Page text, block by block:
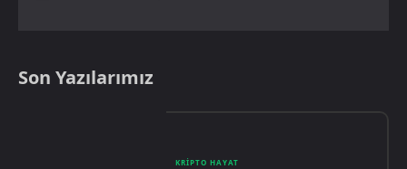
Son Yazılarımız
KRIPTO HAYAT